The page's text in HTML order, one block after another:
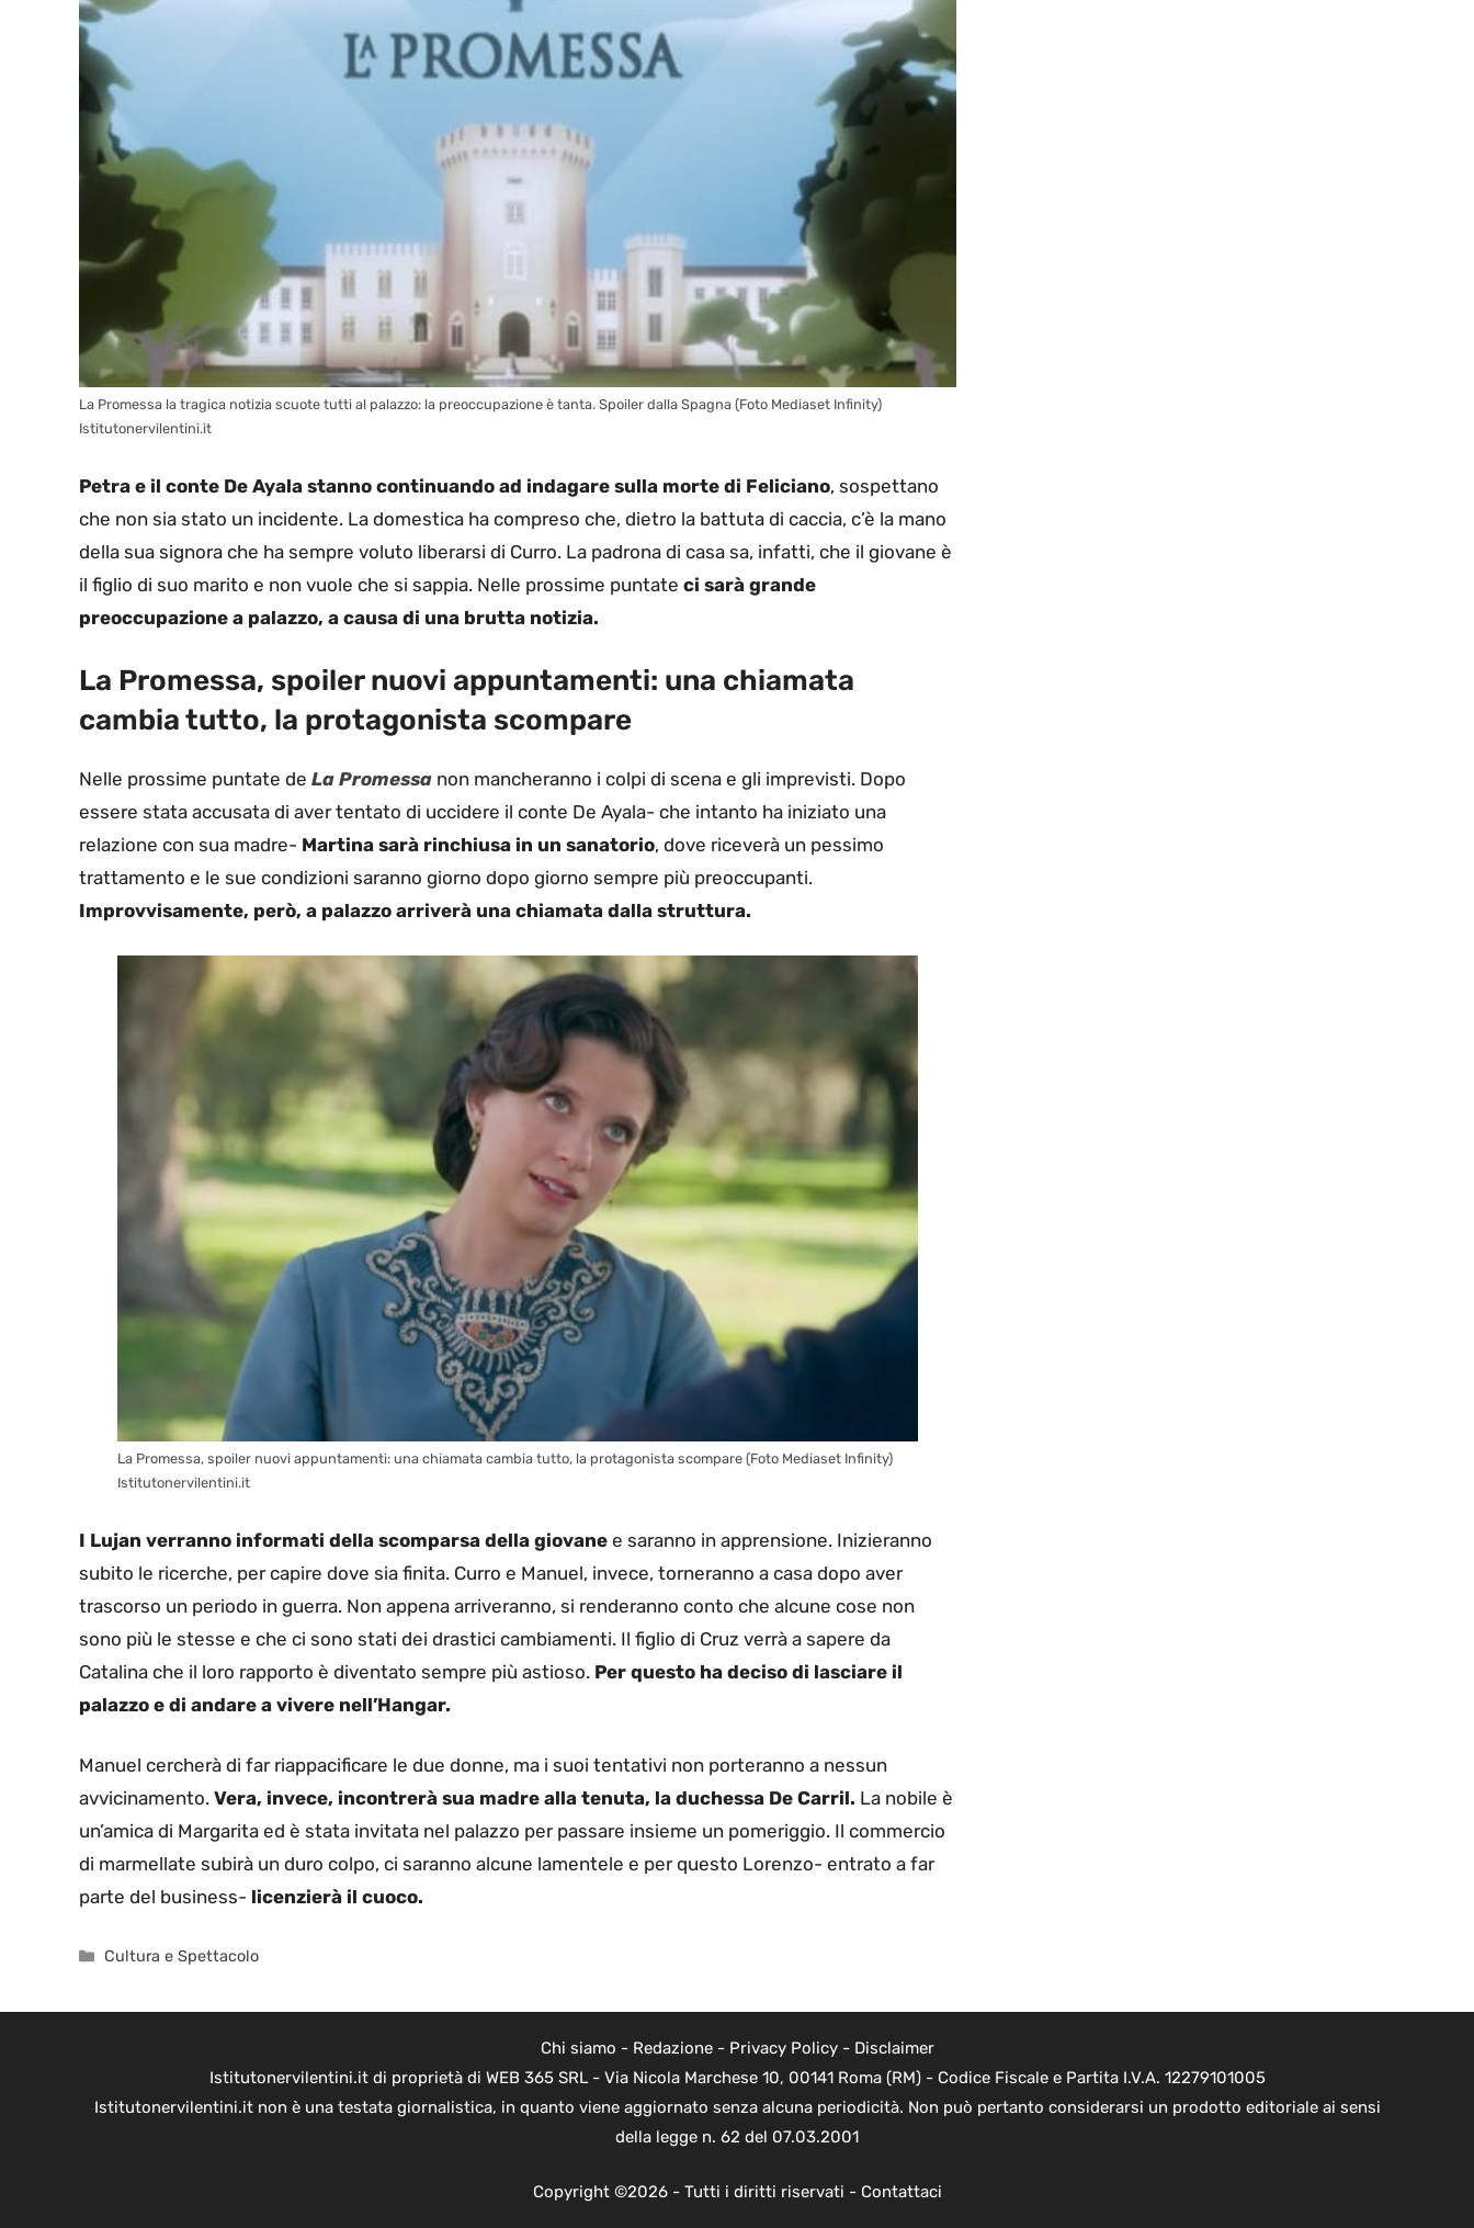
La Promessa la tragica notizia scuote tutti al palazzo: la preoccupazione è tanta. Spoiler dalla Spagna (Foto Mediaset Infinity)
Istitutonervilentini.it
Petra e il conte De Ayala stanno continuando ad indagare sulla morte di Feliciano, sospettano
che non sia stato un incidente. La domestica ha compreso che, dietro la battuta di caccia, c’è la mano
della sua signora che ha sempre voluto liberarsi di Curro. La padrona di casa sa, infatti, che il giovane è
il figlio di suo marito e non vuole che si sappia. Nelle prossime puntate ci sarà grande
preoccupazione a palazzo, a causa di una brutta notizia.
La Promessa, spoiler nuovi appuntamenti: una chiamata
cambia tutto, la protagonista scompare
Nelle prossime puntate de La Promessa non mancheranno i colpi di scena e gli imprevisti. Dopo
essere stata accusata di aver tentato di uccidere il conte De Ayala- che intanto ha iniziato una
relazione con sua madre- Martina sarà rinchiusa in un sanatorio, dove riceverà un pessimo
trattamento e le sue condizioni saranno giorno dopo giorno sempre più preoccupanti.
Improvvisamente, però, a palazzo arriverà una chiamata dalla struttura.
La Promessa, spoiler nuovi appuntamenti: una chiamata cambia tutto, la protagonista scompare (Foto Mediaset Infinity)
Istitutonervilentini.it
I Lujan verranno informati della scomparsa della giovane e saranno in apprensione. Inizieranno
subito le ricerche, per capire dove sia finita. Curro e Manuel, invece, torneranno a casa dopo aver
trascorso un periodo in guerra. Non appena arriveranno, si renderanno conto che alcune cose non
sono più le stesse e che ci sono stati dei drastici cambiamenti. Il figlio di Cruz verrà a sapere da
Catalina che il loro rapporto è diventato sempre più astioso. Per questo ha deciso di lasciare il
palazzo e di andare a vivere nell’Hangar.
Manuel cercherà di far riappacificare le due donne, ma i suoi tentativi non porteranno a nessun
avvicinamento. Vera, invece, incontrerà sua madre alla tenuta, la duchessa De Carril. La nobile è
un’amica di Margarita ed è stata invitata nel palazzo per passare insieme un pomeriggio. Il commercio
di marmellate subirà un duro colpo, ci saranno alcune lamentele e per questo Lorenzo- entrato a far
parte del business- licenzierà il cuoco.
Categorie
Cultura e Spettacolo
Chi siamo - Redazione- Privacy Policy- Disclaimer
Istitutonervilentini.it di proprietà di WEB 365 SRL - Via Nicola Marchese 10, 00141 Roma (RM) - Codice Fiscale e Partita I.V.A. 12279101005
Istitutonervilentini.it non è una testata giornalistica, in quanto viene aggiornato senza alcuna periodicità. Non può pertanto considerarsi un prodotto editoriale ai sensi
della legge n. 62 del 07.03.2001
Copyright ©2026 - Tutti i diritti riservati - Contattaci